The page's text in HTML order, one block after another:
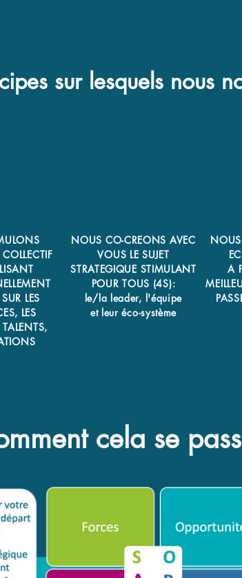
sur lesquels nous
LES
LES
TALENTS,
NOUS CO-CREONS AVEC
VOUS LE SUJET
STRATEGIQUE STIMULANT
POUR TOUS (4S):
le/la leader, l'équipe
et leur éco-système
A
ment cela se